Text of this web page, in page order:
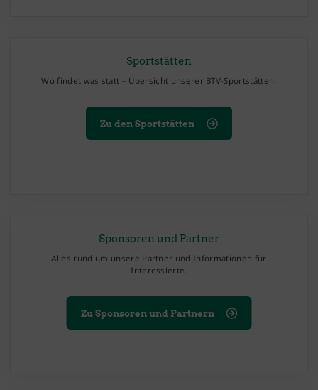
Sportstätten
Wo findet was statt – Übersicht unserer BTV-Sportstätten.
Zu den Sportstätten
Sponsoren und Partner
Alles rund um unsere Partner und Informationen für
Interessierte.
Zu Sponsoren und Partnern